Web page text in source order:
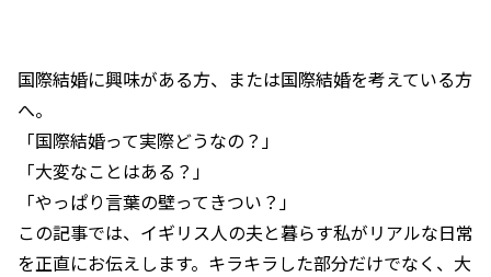
国際結婚に興味がある方、または国際結婚を考えている方
へ。
「国際結婚って実際どうなの？」
「大変なことはある？」
「やっぱり言葉の壁ってきつい？」
この記事では、イギリス人の夫と暮らす私がリアルな日常
を正直にお伝えします。キラキラした部分だけでなく、大